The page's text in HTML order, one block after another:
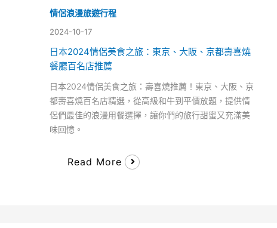
情侶浪漫旅遊行程
2024-10-17
日本2024情侶美食之旅：東京、大阪、京都壽喜燒
餐廳百名店推薦
日本2024情侶美食之旅：壽喜燒推薦！東京、大阪、京
都壽喜燒百名店精選，從高級和牛到平價放題，提供情
侶們最佳的浪漫用餐選擇，讓你們的旅行甜蜜又充滿美
味回憶。
Read More